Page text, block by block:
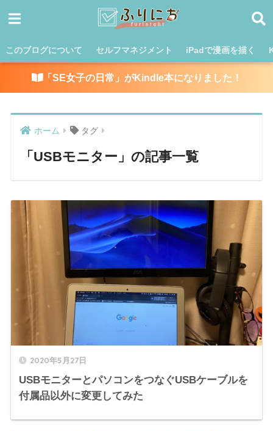
このブログについて セルフマネジメント iPadで漫画を描く
「SE女子の日常」がKindle本になりました！
ホーム タグ
「USBモニター」の記事一覧
2020年5月27日
USBモニターとパソコンをつなぐUSBケーブルを
付属品以外に変更してみた